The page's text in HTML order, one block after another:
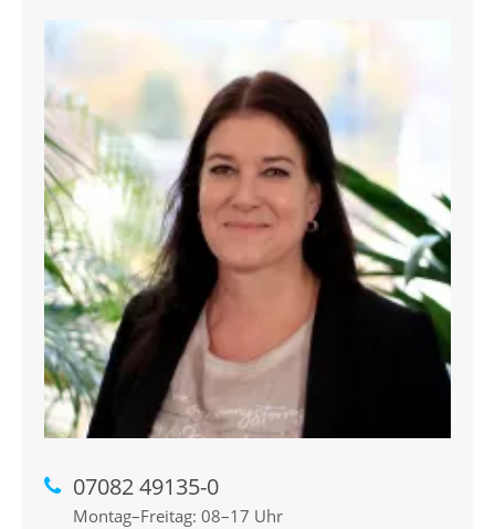
07082 49135-0
Montag–Freitag: 08–17 Uhr